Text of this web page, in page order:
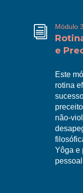
i Módulo 3
e
Este
rotina
não-
Yôga e